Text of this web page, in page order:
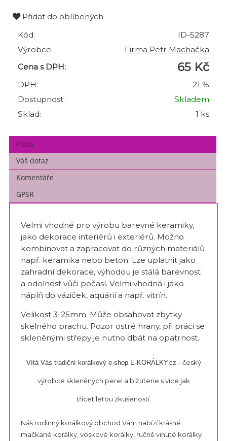
Přidat do oblíbených
Kód:
ID-5287
Výrobce:
Firma Petr Machačka
Cena s DPH:
65 Kč
DPH:
21 %
Dostupnost:
Skladem
Sklad:
1 ks
Popis
Váš dotaz
Komentáře
GPSR
Velmi vhodné pro výrobu barevné keramiky,
jako dekorace interiérů i exteriérů. Možno
kombinovat a zapracovat do různých materiálů
např. keramika nebo beton. Lze uplatnit jako
zahradní dekorace, výhodou je stálá barevnost
a odolnost vůči počasí. Velmi vhodná i jako
náplň do váziček, aquárií a např. vitrín.
Velikost 3-25mm. Může obsahovat zbytky
skelného prachu. Pozor ostré hrany, při práci se
skleněnými střepy je nutno dbát na opatrnost.
Vítá Vás tradiční korálkový e-shop E-KORÁLKY.cz - český
výrobce skleněných perel a bižuterie s více jak
třicetiletou zkušeností.
Náš rodinný korálkový obchod Vám nabízí krásné
mačkané korálky, voskové korálky, ručně vinuté korálky